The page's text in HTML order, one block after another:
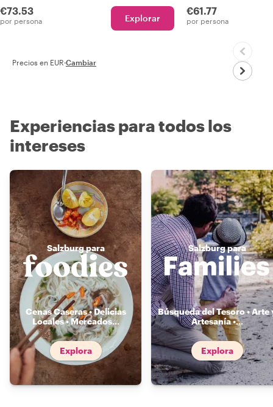
€73.53
por persona Explorar
€61.77
por persona
Precios en EUR·Cambiar
Experiencias para todos los
intereses
Salzburg para
Cenas Caseras • Delicias
Locales • Mercados...
Explora
Salzburg para
Búsqueda del Tesoro • Arte
Artesanía •...
Explora